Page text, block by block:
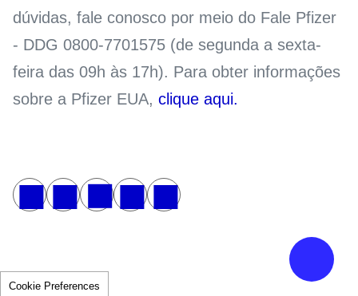
Cookie Preferences
dúvidas, fale conosco por meio do Fale Pfizer
- DDG 0800-7701575 (de segunda a sexta-
feira das 09h às 17h). Para obter informações
sobre a Pfizer EUA, clique aqui.